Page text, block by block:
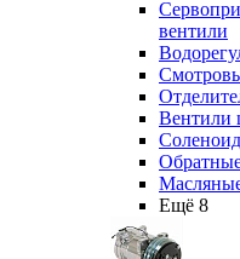
вентили
Вентили
Ещё 8